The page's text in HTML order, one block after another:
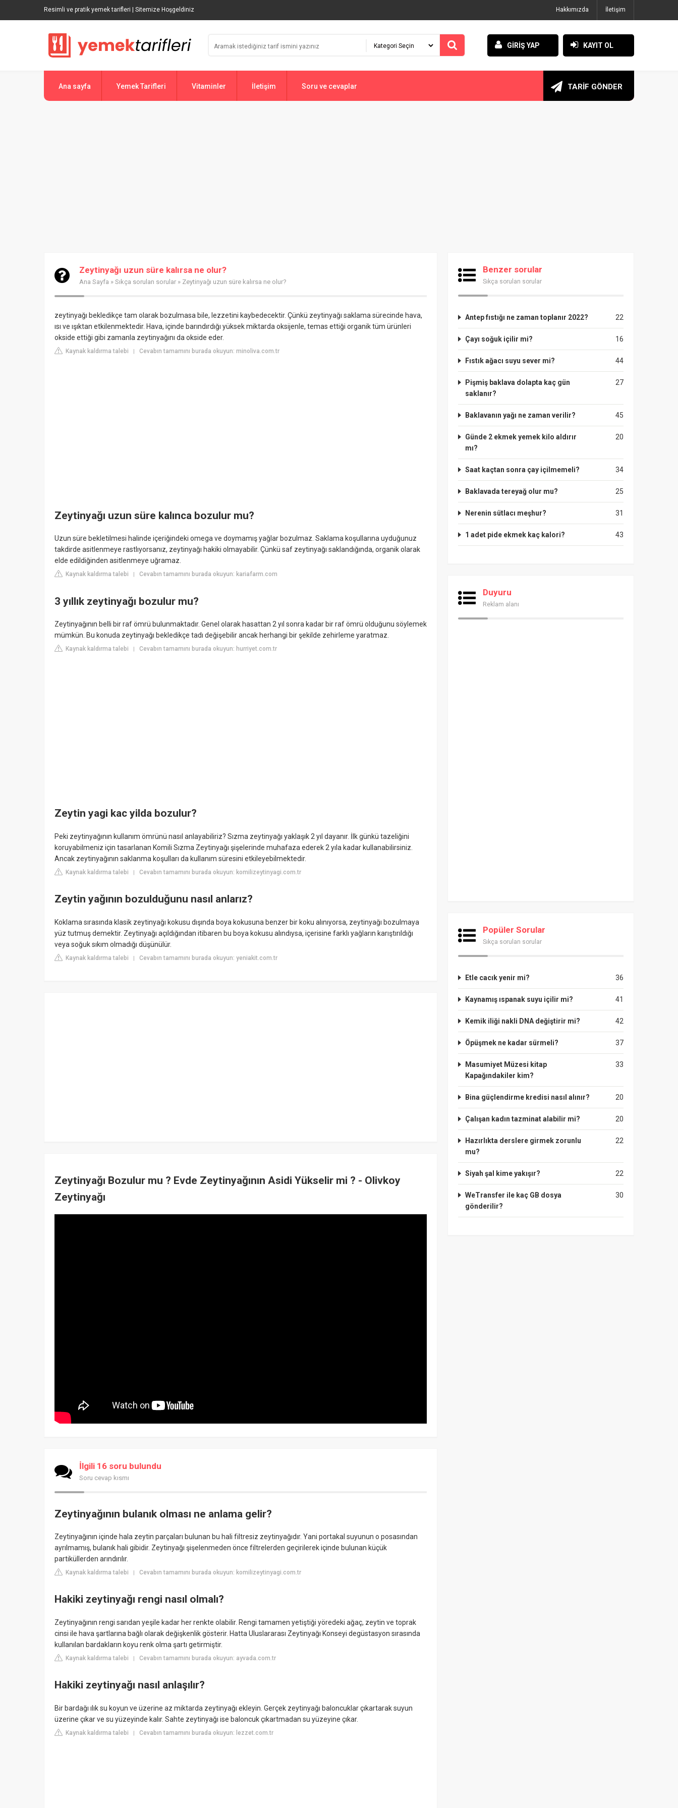
Resimli ve pratik yemek tarifleri | Sitemize Hoşgeldiniz Hakkımızda İletişim
GİRİŞ YAP KAYIT OL
Ana sayfa Yemek Tarifleri Vitaminler İletişim Soru ve cevaplar TARİF GÖNDER
Zeytinyağı uzun süre kalırsa ne olur?
Ana Sayfa » Sıkça sorulan sorular » Zeytinyağı uzun süre kalırsa ne olur?
zeytinyağı bekledikçe tam olarak bozulmasa bile, lezzetini kaybedecektir. Çünkü zeytinyağı saklama sürecinde hava,
ısı ve ışıktan etkilenmektedir. Hava, içinde barındırdığı yüksek miktarda oksijenle, temas ettiği organik tüm ürünleri
okside ettiği gibi zamanla zeytinyağını da okside eder.
Kaynak kaldırma talebi | Cevabın tamamını burada okuyun: minoliva.com.tr
Zeytinyağı uzun süre kalınca bozulur mu?
Uzun süre bekletilmesi halinde içeriğindeki omega ve doymamış yağlar bozulmaz. Saklama koşullarına uyduğunuz
takdirde asitlenmeye rastlıyorsanız, zeytinyağı hakiki olmayabilir. Çünkü saf zeytinyağı saklandığında, organik olarak
elde edildiğinden asitlenmeye uğramaz.
Kaynak kaldırma talebi Cevabın tamamını burada okuyun: kariafarm.com
3 yıllık zeytinyağı bozulur mu?
Zeytinyağının belli bir raf ömrü bulunmaktadır. Genel olarak hasattan 2 yıl sonra kadar bir raf ömrü olduğunu söylemek
mümkün. Bu konuda zeytinyağı bekledikçe tadı değişebilir ancak herhangi bir şekilde zehirleme yaratmaz.
Kaynak kaldırma talebi Cevabın tamamını burada okuyun: hurriyet.com.tr
Zeytin yagi kac yilda bozulur?
Peki zeytinyağının kullanım ömrünü nasıl anlayabiliriz? Sızma zeytinyağı yaklaşık 2 yıl dayanır. İlk günkü tazeliğini
koruyabilmeniz için tasarlanan Komili Sızma Zeytinyağı şişelerinde muhafaza ederek 2 yıla kadar kullanabilirsiniz.
Ancak zeytinyağının saklanma koşulları da kullanım süresini etkileyebilmektedir.
Kaynak kaldırma talebi | Cevabın tamamını burada okuyun: komilizeytinyagi.com.tr
Zeytin yağının bozulduğunu nasıl anlarız?
Koklama sırasında klasik zeytinyağı kokusu dışında boya kokusuna benzer bir koku alınıyorsa, zeytinyağı bozulmaya
yüz tutmuş demektir. Zeytinyağı açıldığından itibaren bu boya kokusu alındıysa, içerisine farklı yağların karıştırıldığı
veya soğuk sıkım olmadığı düşünülür.
Kaynak kaldırma talebi | Cevabın tamamını burada okuyun: yeniakit.com.tr
Zeytinyağı Bozulur mu ? Evde Zeytinyağının Asidi Yükselir mi ? - Olivkoy
Zeytinyağı
İlgili 16 soru bulundu
Soru cevap kısmı
Zeytinyağının bulanık olması ne anlama gelir?
Zeytinyağının içinde hala zeytin parçaları bulunan bu hali filtresiz zeytinyağıdır. Yani portakal suyunun o posasından
ayrılmamış, bulanık hali gibidir. Zeytinyağı şişelenmeden önce filtrelerden geçirilerek içinde bulunan küçük
partiküllerden arındırılır.
Kaynak kaldırma talebi | Cevabın tamamını burada okuyun: komilizeytinyagi.com.tr
Hakiki zeytinyağı rengi nasıl olmalı?
Zeytinyağının rengi sarıdan yeşile kadar her renkte olabilir. Rengi tamamen yetiştiği yöredeki ağaç, zeytin ve toprak
cinsi ile hava şartlarına bağlı olarak değişkenlik gösterir. Hatta Uluslararası Zeytinyağı Konseyi degüstasyon sırasında
kullanılan bardakların koyu renk olma şartı getirmiştir.
Kaynak kaldırma talebi | Cevabın tamamını burada okuyun: ayvada.com.tr
Hakiki zeytinyağı nasıl anlaşılır?
Bir bardağı ılık su koyun ve üzerine az miktarda zeytinyağı ekleyin. Gerçek zeytinyağı baloncuklar çıkartarak suyun
üzerine çıkar ve su yüzeyinde kalır. Sahte zeytinyağı ise baloncuk çıkartmadan su yüzeyine çıkar.
Kaynak kaldırma talebi | Cevabın tamamını burada okuyun: lezzet.com.tr
Benzer sorular
Sıkça sorulan sorular
22
Antep fıstığı ne zaman toplanır 2022?
16
Çayı soğuk içilir mi?
44
Fıstık ağacı suyu sever mi?
27
Pişmiş baklava dolapta kaç gün
saklanır?
45
Baklavanın yağı ne zaman verilir?
20
Günde 2 ekmek yemek kilo aldırır
mı?
34
Saat kaçtan sonra çay içilmemeli?
25
Baklavada tereyağ olur mu?
31
Nerenin sütlacı meşhur?
43
1 adet pide ekmek kaç kalori?
Duyuru
Reklam alanı
Popüler Sorular
Sıkça sorulan sorular
36
Etle cacık yenir mi?
41
Kaynamış ıspanak suyu içilir mi?
42
Kemik iliği nakli DNA değiştirir mi?
37
Öpüşmek ne kadar sürmeli?
33
Masumiyet Müzesi kitap
Kapağındakiler kim?
20
Bina güçlendirme kredisi nasıl alınır?
20
Çalışan kadın tazminat alabilir mi?
22
Hazırlıkta derslere girmek zorunlu
mu?
22
Siyah şal kime yakışır?
30
WeTransfer ile kaç GB dosya
gönderilir?